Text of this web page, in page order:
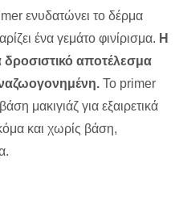
ενυδατώνει το δέρμα
ένα γεμάτο φινίρισμα. Η
δροσιστικό αποτέλεσμα
Το primer
μακιγιάζ για εξαιρετικά
και χωρίς βάση,